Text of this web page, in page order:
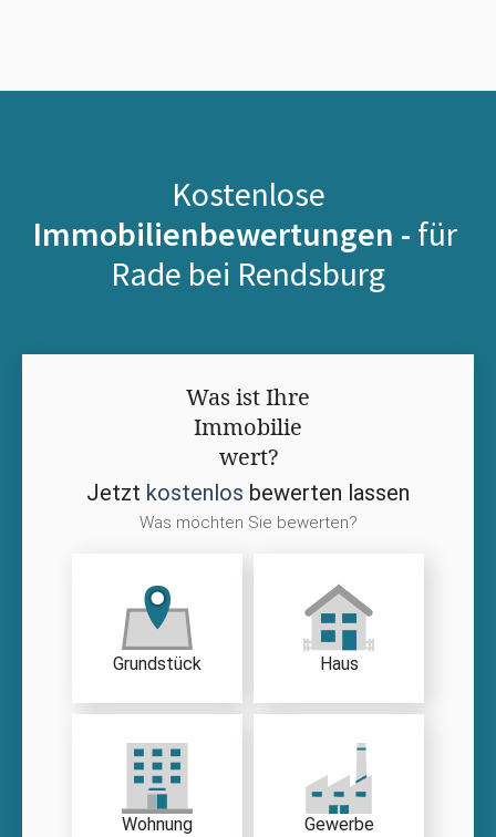
Kostenlose
Immobilienbewertungen - für
Rade bei Rendsburg
Was ist Ihre
Immobilie
wert?
Jetzt kostenlos bewerten lassen
Was möchten Sie bewerten?
Grundstück Haus
Wohnung Gewerbe